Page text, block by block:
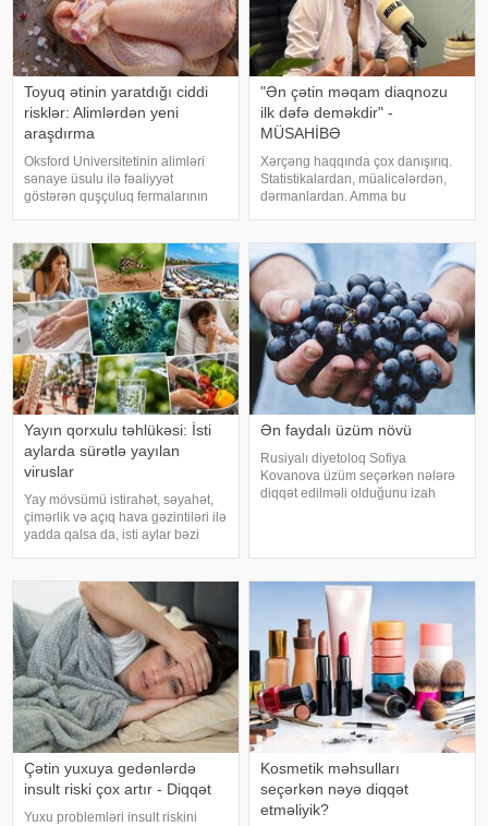
Toyuq ətinin yaratdığı ciddi
risklər: Alimlərdən yeni
araşdırma
Oksford Universitetinin alimləri
sənaye üsulu ilə fəaliyyət
göstərən quşçuluq fermalarının
biləcəyini bildiriblər. xəbər verir ki,
araşdırma zamanı son 45 i
"Ən çətin məqam diaqnozu
ilk dəfə deməkdir" -
MÜSAHİBƏ
Xərçəng haqqında çox danışırıq.
Statistikalardan, müalicələrdən,
dərmanlardan. Amma bu
qorxularından, ümidlərindən,
yanlış bildiklərindən daha az
danışırıq. Elə buna gör
Yayın qorxulu təhlükəsi: İsti
aylarda sürətlə yayılan
viruslar
Yay mövsümü istirahət, səyahət,
çimərlik və açıq hava gəzintiləri ilə
yadda qalsa da, isti aylar bəzi
Buna səbəb təkcə yüksək
temperatur deyil. Açıq havad
Ən faydalı üzüm növü
Rusiyalı diyetoloq Sofiya
Kovanova üzüm seçərkən nələrə
diqqət edilməli olduğunu izah
rəngdə olan üzüm sortlar
Çətin yuxuya gedənlərdə
insult riski çox artır - Diqqət
Yuxu problemləri insult riskini
Kosmetik məhsulları
seçərkən nəyə diqqət
etməliyik?